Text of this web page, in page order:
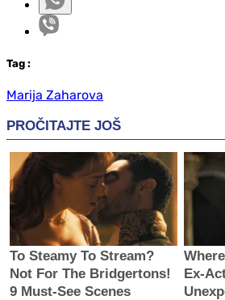
Tag :
Marija Zaharova